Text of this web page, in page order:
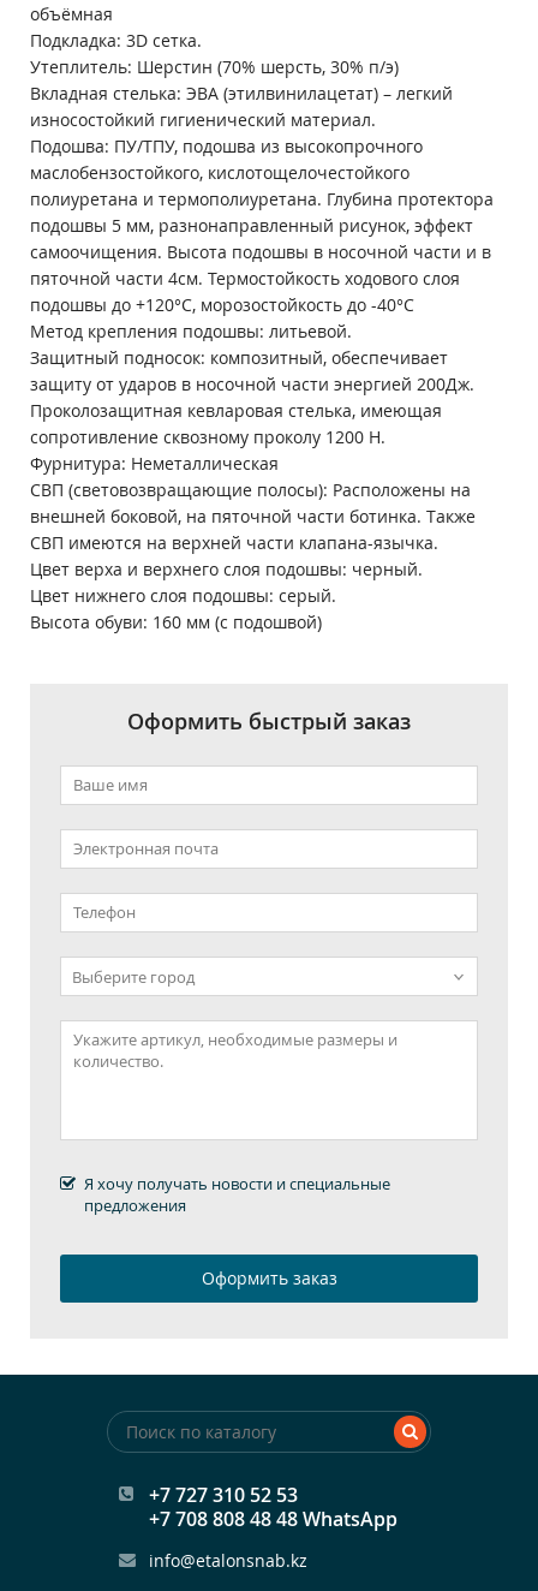
объёмная
Подкладка: 3D сетка.
Утеплитель: Шерстин (70% шерсть, 30% п/э)
Вкладная стелька: ЭВА (этилвинилацетат) – легкий
износостойкий гигиенический материал.
Подошва: ПУ/ТПУ, подошва из высокопрочного
маслобензостойкого, кислотощелочестойкого
полиуретана и термополиуретана. Глубина протектора
подошвы 5 мм, разнонаправленный рисунок, эффект
самоочищения. Высота подошвы в носочной части и в
пяточной части 4см. Термостойкость ходового слоя
подошвы до +120°С, морозостойкость до -40°С
Метод крепления подошвы: литьевой.
Защитный подносок: композитный, обеспечивает
защиту от ударов в носочной части энергией 200Дж.
Проколозащитная кевларовая стелька, имеющая
сопротивление сквозному проколу 1200 Н.
Фурнитура: Неметаллическая
СВП (световозвращающие полосы): Расположены на
внешней боковой, на пяточной части ботинка. Также
СВП имеются на верхней части клапана-язычка.
Цвет верха и верхнего слоя подошвы: черный.
Цвет нижнего слоя подошвы: серый.
Высота обуви: 160 мм (с подошвой)
Оформить быстрый заказ
Я хочу получать новости и специальные
предложения
+7 727 310 52 53
+7 708 808 48 48 WhatsApp
info@etalonsnab.kz